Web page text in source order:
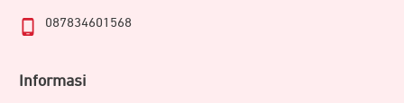
087834601568
Informasi